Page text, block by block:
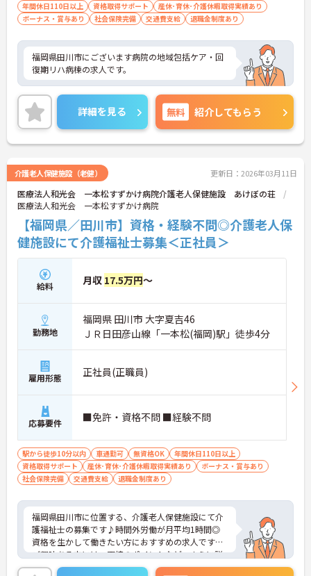
年間休日110日以上
資格取得サポート
産休･育休･介護休暇取得実績あり
ボーナス・賞与あり
社会保険完備 交通費支給 退職金制度あり
福岡県田川市にございます病院の地域包括ケア・回
復期リハ病棟の求人です。
詳細を見る 無料 紹介してもらう
介護老人保健施設（老健） 更新日：2026年03月11日
医療法人和光会 一本松すずかけ病院介護老人保健施設 あけぼの荘
医療法人和光会 一本松すずかけ病院
【福岡県／田川市】資格・経験不問◎介護老人保
健施設にて介護福祉士募集＜正社員＞
給料 月収 17.5万円～
勤務地
福岡県 田川市 大字夏吉46
ＪＲ日田彦山線「一本松(福岡)駅」徒歩4分
雇用形態 正社員(正職員)
応募要件 ■免許・資格不問 ■経験不問
駅から徒歩10分以内 車通勤可 無資格OK
年間休日110日以上
資格取得サポート
産休･育休･介護休暇取得実績あり
ボーナス・賞与あり
社会保険完備
交通費支給 退職金制度あり
福岡県田川市に位置する、介護老人保健施設にて介
護福祉士の募集です♪時間外労働が月平均1時間◎
資格を生かして働きたい方におすすめの求人です。
ご興味ある方には、面接のポイントなど、さらに詳
細をお話致しますのでお気軽にご相談ください。